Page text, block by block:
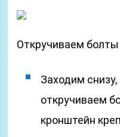
Откручиваем
Заходим
откручиваем
кронштейн